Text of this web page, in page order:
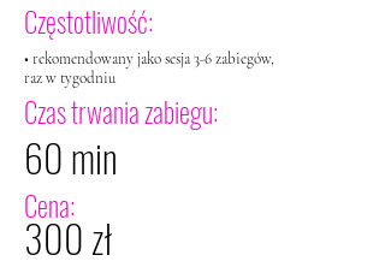
Częstotliwość:
• rekomendowany jako sesja 3-6 zabiegów,
raz w tygodniu
Czas trwania zabiegu:
60 min
Cena:
300 zł